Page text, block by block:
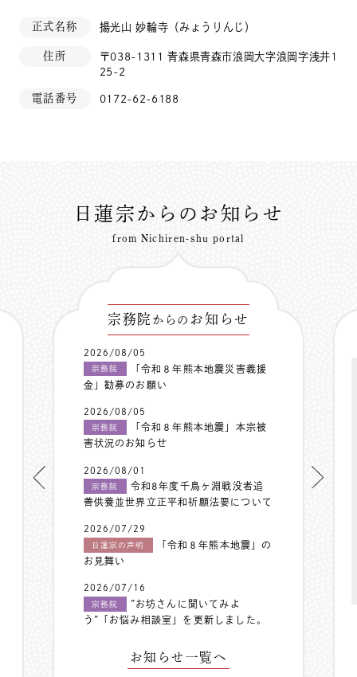
正式名称 揚光山 妙輪寺（みょうりんじ）
住所
〒038-1311 青森県青森市浪岡大字浪岡字浅井1
25-2
電話番号 0172-62-6188
日蓮宗からのお知らせ
from Nichiren-shu portal
宗務院 からの お知らせ
2026/08/05
宗務院
「令和８年熊本地震災害義援
金」勧募のお願い
2026/08/05
宗務院
「令和８年熊本地震」本宗被
害状況のお知らせ
2026/08/01
宗務院
令和8年度千鳥ヶ淵戦没者追
善供養並世界立正平和祈願法要について
2026/07/29
日蓮宗の声明
「令和８年熊本地震」の
お見舞い
2026/07/16
宗務院
”お坊さんに聞いてみよ
う”「お悩み相談室」を更新しました。
お知らせ一覧へ